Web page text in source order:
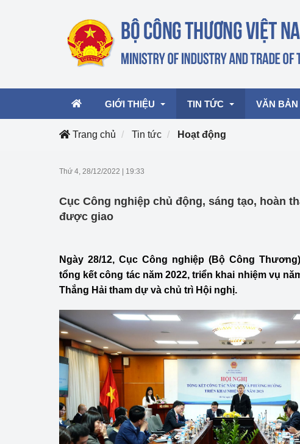
GIỚI THIỆU
Cơ cấu tổ chức
TIN TỨC
Hoạt
mại, Dịch vụ Việt Nam
Hoạt động của Bộ trưởng
Công Thương - Công luận
Họp
Điểm
Lịch sử phát triển
Bản tin Thị trường Nông
Phát triển nguồn nhân lực
Phát triển bền vững
Tổ chức kiểm định
Tổ
VĂN
Trang chủ Tin tức Hoạt động
Thứ 4, 28/12/2022 19:33
Cục Công nghiệp chủ động, sáng tạo, hoàn
được giao
Ngày 28/12, Cục Công nghiệp (Bộ Công
tổng kết công tác năm 2022, triển khai nhiệm vụ
Thắng Hải tham dự và chủ trì Hội nghị.